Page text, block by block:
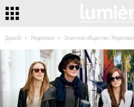
Домой Рецензии Элитное общество. Рецензия